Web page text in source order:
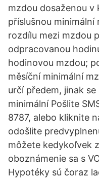
mzdou dosaženou v
příslušnou minimální
rozdílu mezi mzdou
odpracovanou
hodinovou mzdou;
měsíční minimální
určí předem, jinak
minimální Pošlite
8787, alebo kliknite
odošlite
môžete kedykoľvek
oboznámenie sa s
Hypotéky sú čoraz